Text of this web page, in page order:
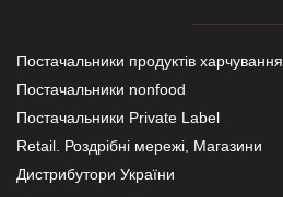
Постачальники продуктів харчування
Постачальники nonfood
Постачальники Private Label
Retail. Роздрібні мережі, Магазини
Дистрибутори України